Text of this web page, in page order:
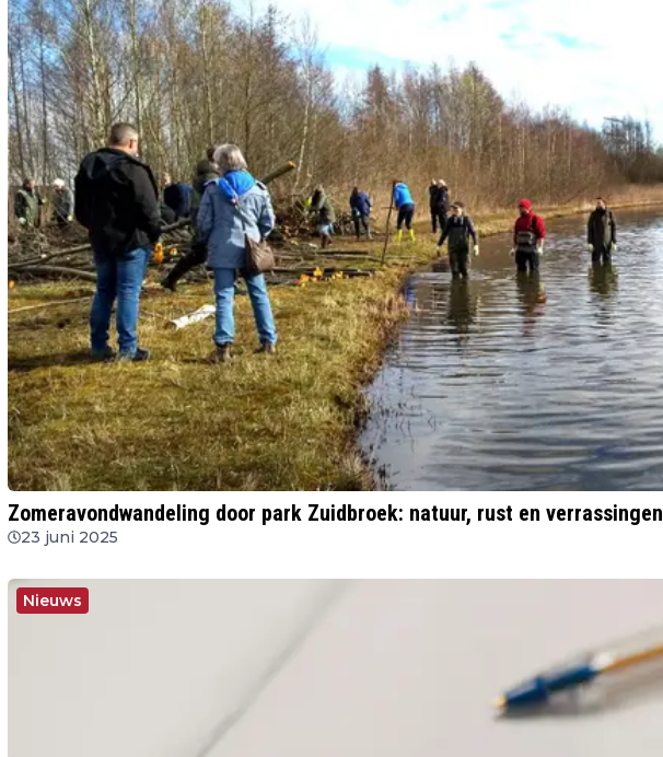
Zomeravondwandeling door park Zuidbroek: natuur, rust en verrassingen
23 juni 2025
Nieuws